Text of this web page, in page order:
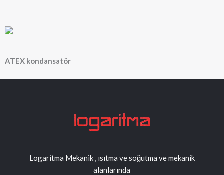
ATEX kondansatör
Logaritma Mekanik , ısıtma ve soğutma ve mekanik
alanlarında